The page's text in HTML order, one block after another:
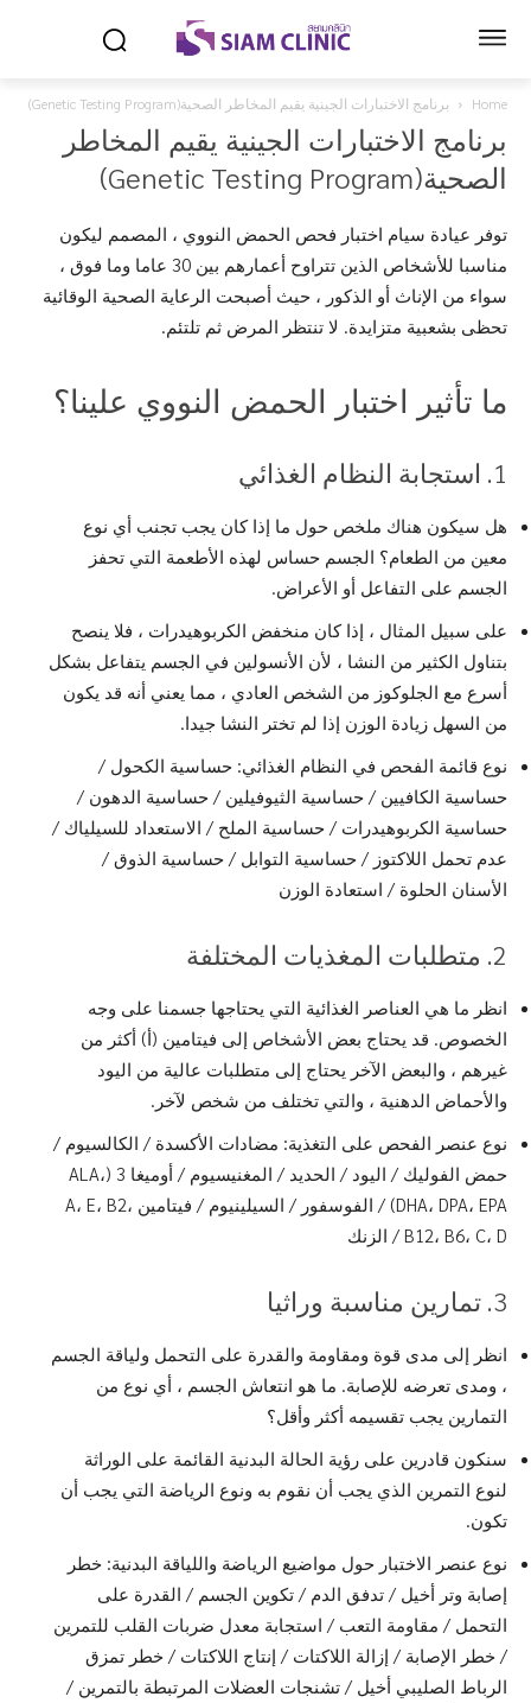
Home برنامج الاختبارات الجينية يقيم المخاطر الصحية(Genetic Testing Program)
برنامج الاختبارات الجينية يقيم المخاطر
الصحية(Genetic Testing Program)
توفر عيادة سيام اختبار فحص الحمض النووي ، المصمم ليكون
مناسبا للأشخاص الذين تتراوح أعمارهم بين 30 عاما وما فوق ،
سواء من الإناث أو الذكور ، حيث أصبحت الرعاية الصحية الوقائية
تحظى بشعبية متزايدة. لا تنتظر المرض ثم تلتئم.
ما تأثير اختبار الحمض النووي علينا؟
1. استجابة النظام الغذائي
هل سيكون هناك ملخص حول ما إذا كان يجب تجنب أي نوع
معين من الطعام؟ الجسم حساس لهذه الأطعمة التي تحفز
الجسم على التفاعل أو الأعراض.
على سبيل المثال ، إذا كان منخفض الكربوهيدرات ، فلا ينصح
بتناول الكثير من النشا ، لأن الأنسولين في الجسم يتفاعل بشكل
أسرع مع الجلوكوز من الشخص العادي ، مما يعني أنه قد يكون
من السهل زيادة الوزن إذا لم تختر النشا جيدا.
نوع قائمة الفحص في النظام الغذائي: حساسية الكحول /
حساسية الكافيين / حساسية الثيوفيلين / حساسية الدهون /
حساسية الكربوهيدرات / حساسية الملح / الاستعداد للسيلياك /
عدم تحمل اللاكتوز / حساسية التوابل / حساسية الذوق /
الأسنان الحلوة / استعادة الوزن
2. متطلبات المغذيات المختلفة
انظر ما هي العناصر الغذائية التي يحتاجها جسمنا على وجه
الخصوص. قد يحتاج بعض الأشخاص إلى فيتامين (أ) أكثر من
غيرهم ، والبعض الآخر يحتاج إلى متطلبات عالية من اليود
والأحماض الدهنية ، والتي تختلف من شخص لآخر.
نوع عنصر الفحص على التغذية: مضادات الأكسدة / الكالسيوم /
حمض الفوليك / اليود / الحديد / المغنيسيوم / أوميغا 3 (ALA،
DHA، DPA، EPA) / الفوسفور / السيلينيوم / فيتامين A، E، B2،
B12، B6، C، D / الزنك
3. تمارين مناسبة وراثيا
انظر إلى مدى قوة ومقاومة والقدرة على التحمل ولياقة الجسم
، ومدى تعرضه للإصابة. ما هو انتعاش الجسم ، أي نوع من
التمارين يجب تقسيمه أكثر وأقل؟
سنكون قادرين على رؤية الحالة البدنية القائمة على الوراثة
لنوع التمرين الذي يجب أن نقوم به ونوع الرياضة التي يجب أن
تكون.
نوع عنصر الاختبار حول مواضيع الرياضة واللياقة البدنية: خطر
إصابة وتر أخيل / تدفق الدم / تكوين الجسم / القدرة على
التحمل / مقاومة التعب / استجابة معدل ضربات القلب للتمرين
/ خطر الإصابة / إزالة اللاكتات / إنتاج اللاكتات / خطر تمزق
الرباط الصليبي أخيل / تشنجات العضلات المرتبطة بالتمرين /